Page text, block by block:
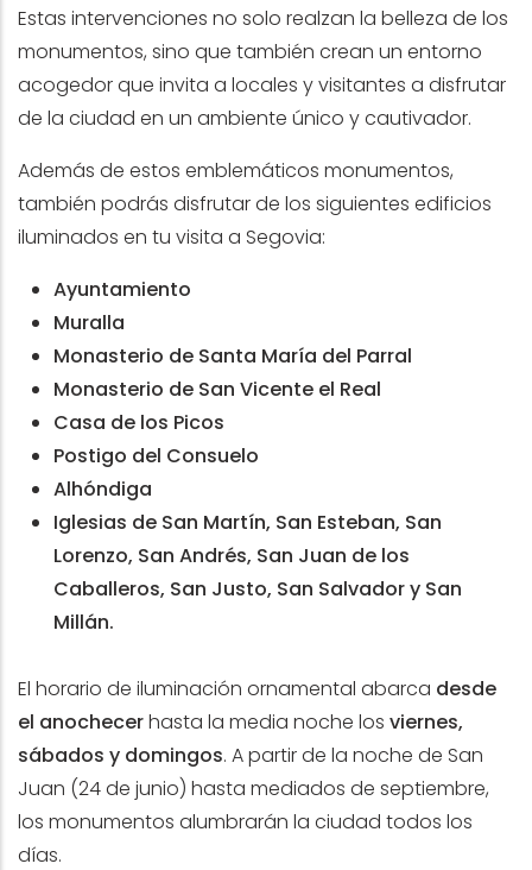
Estas intervenciones no solo realzan la belleza de los
monumentos, sino que también crean un entorno
acogedor que invita a locales y visitantes a disfrutar
de la ciudad en un ambiente único y cautivador.
Además de estos emblemáticos monumentos,
también podrás disfrutar de los siguientes edificios
iluminados en tu visita a Segovia:
Ayuntamiento
Muralla
Monasterio de Santa María del Parral
Monasterio de San Vicente el Real
Casa de los Picos
Postigo del Consuelo
Alhóndiga
Iglesias de San Martín, San Esteban, San
Lorenzo, San Andrés, San Juan de los
Caballeros, San Justo, San Salvador y San
Millán.
El horario de iluminación ornamental abarca desde
el anochecerhasta la media noche los viernes,
sábados y domingos. A partir de la noche de San
Juan (24 de junio) hasta mediados de septiembre,
los monumentos alumbrarán la ciudad todos los
días.